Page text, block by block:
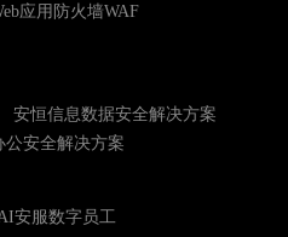
应用防火墙WAF
安恒信息数据安全解决方案
公安全解决方案
安服数字员工